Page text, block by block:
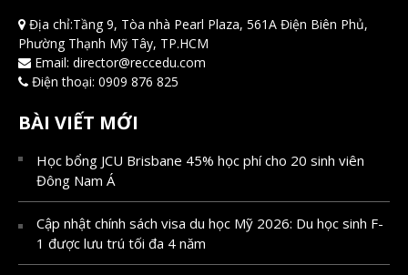
Địa chỉ:Tầng 9, Tòa nhà Pearl Plaza, 561A Điện Biên Phủ,
Phường Thạnh Mỹ Tây, TP.HCM
Email: director@reccedu.com
Điện thoại: 0909 876 825
BÀI VIẾT MỚI
Học bổng JCU Brisbane 45% học phí cho 20 sinh viên
Đông Nam Á
Cập nhật chính sách visa du học Mỹ 2026: Du học sinh F-
1 được lưu trú tối đa 4 năm